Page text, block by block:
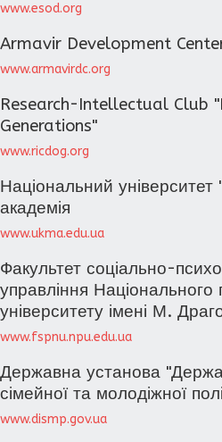
www.esod.org
Armavir Development
www.armavirdc.org
Research-Intellectual Club
Generations"
www.ricdog.org
Національний
академія
www.ukma.edu.ua
Факультет соціально-
управління Національного
університету імені М.
www.fspnu.npu.edu.ua
Державна установа
сімейної та молодіжної
www.dismp.gov.ua